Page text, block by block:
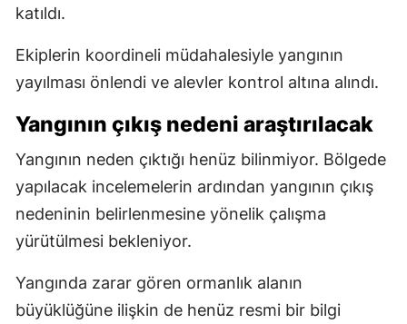
katıldı.
Ekiplerin koordineli müdahalesiyle yangının
yayılması önlendi ve alevler kontrol altına alındı.
Yangının çıkış nedeni araştırılacak
Yangının neden çıktığı henüz bilinmiyor. Bölgede
yapılacak incelemelerin ardından yangının çıkış
nedeninin belirlenmesine yönelik çalışma
yürütülmesi bekleniyor.
Yangında zarar gören ormanlık alanın
büyüklüğüne ilişkin de henüz resmi bir bilgi